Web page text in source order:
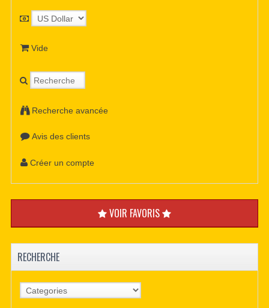
Vide
Recherche avancée
Avis des clients
Créer un compte
VOIR FAVORIS
RECHERCHE